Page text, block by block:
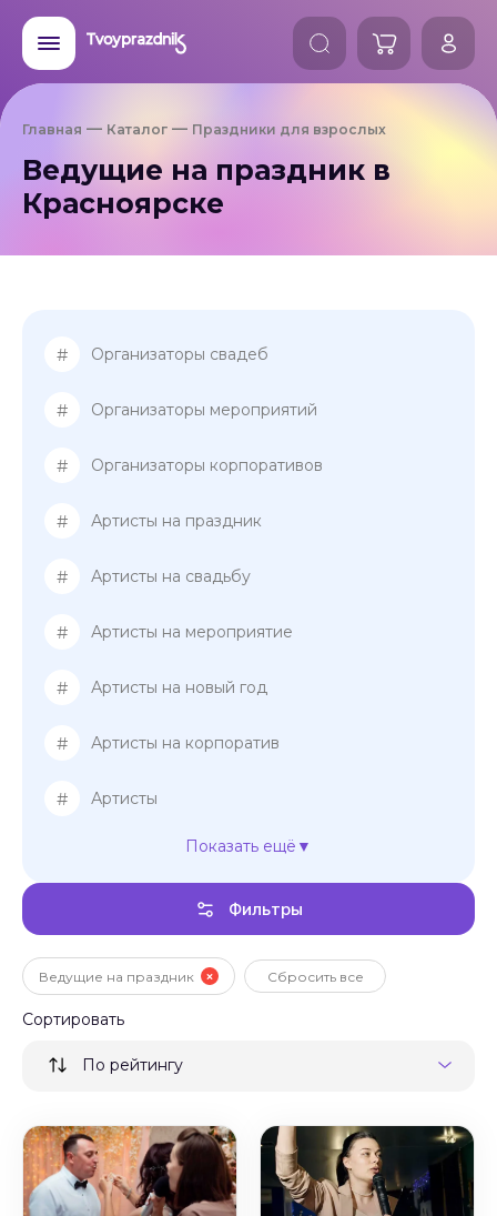
Главная Каталог Праздники для взрослых
Ведущие на праздник в
Красноярске
# Организаторы свадеб
# Организаторы мероприятий
# Организаторы корпоративов
# Артисты на праздник
# Артисты на свадьбу
# Артисты на мероприятие
# Артисты на новый год
# Артисты на корпоратив
# Артисты
Ведущие на свадьбу
Ведущие женщины
# Ведущие мужчины
# Ведущие на новый год
# Ведущие на корпоратив
# Ведущие на выпускной
# Ведущие на праздник
Показать ещё
Фильтры
Ведущие на праздник Сбросить все
Сортировать
По рейтингу